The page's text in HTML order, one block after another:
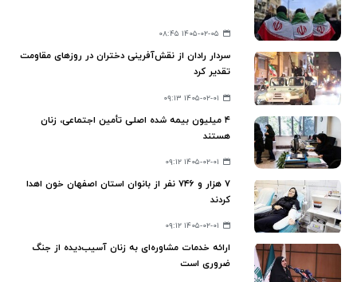
۱۴۰۵-۰۲-۰۵ ۰۸:۴۵
سردار رادان از نقش‌آفرینی دختران در روزهای مقاومت
تقدیر کرد
۱۴۰۵-۰۲-۰۱ ۰۹:۱۳
۴ میلیون بیمه‌ شده اصلی تأمین اجتماعی، زنان
هستند
۱۴۰۵-۰۲-۰۱ ۰۹:۱۲
۷ هزار و ۷۴۶ نفر از بانوان استان اصفهان خون اهدا
کردند
۱۴۰۵-۰۲-۰۱ ۰۹:۱۲
ارائه خدمات مشاوره‌ای به زنان آسیب‌دیده از جنگ
ضروری است